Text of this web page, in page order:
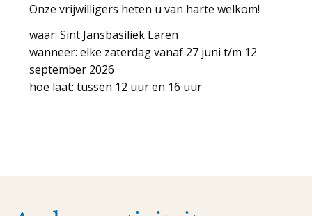
Onze vrijwilligers heten u van harte welkom!
waar: Sint Jansbasiliek Laren
wanneer: elke zaterdag vanaf 27 juni t/m 12
september 2026
hoe laat: tussen 12 uur en 16 uur